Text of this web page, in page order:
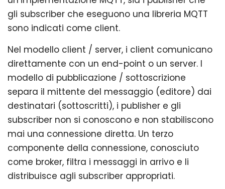
gli subscriber che eseguono una libreria MQTT
sono indicati come client.
Nel modello client / server, i client comunicano
direttamente con un end-point o un server. I
modello di pubblicazione / sottoscrizione
separa il mittente del messaggio (editore) dai
destinatari (sottoscritti), i publisher e gli
subscriber non si conoscono e non stabiliscono
mai una connessione diretta. Un terzo
componente della connessione, conosciuto
come broker, filtra i messaggi in arrivo e li
distribuisce agli subscriber appropriati.